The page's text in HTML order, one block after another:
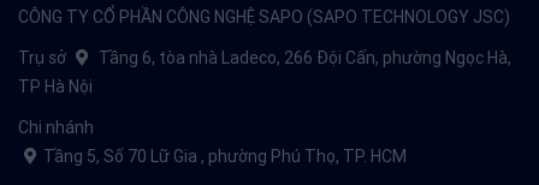
CÔNG TY CỔ PHẦN CÔNG NGHỆ SAPO (SAPO TECHNOLOGY JSC)
Trụ sở
Tầng 6, tòa nhà Ladeco, 266 Đội Cấn, phường Ngọc Hà,
TP Hà Nội
Chi nhánh
Tầng 5, Số 70 Lữ Gia , phường Phú Thọ, TP. HCM